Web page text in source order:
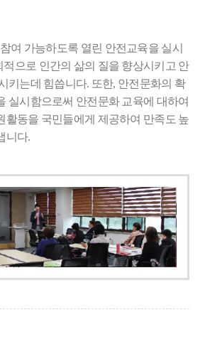
여 가능하도록 열린 안전교육을 실시
으로 인간의 삶의 질을 향상시키고 안
키는데 힘씁니다. 또한, 안전문화의 확
실시함으로써 안전문화 교육에 대하여
활동을 국민들에게 제공하여 만족도 높
니다.